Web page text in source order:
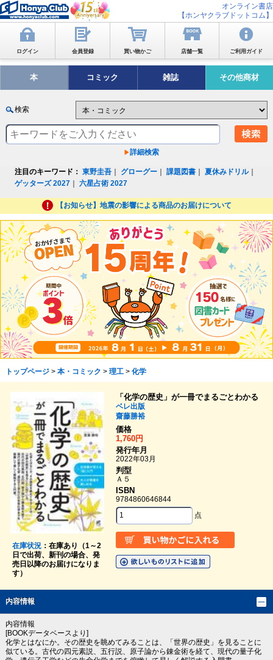
オンライン書店
【ホンヤクラブドットコム】
ログイン 会員登録 買い物かご 店舗一覧 ご利用ガイド
本 コミック 雑誌 その他商材
検索
詳細検索
注目のキーワード： 東野圭吾 グローグー ｜課題図書 ｜夏休みドリル｜
ゲッターズ 2027 ｜六星占術 2027
【お知らせ】地震の影響による商品のお届けについて
トップページ> 本・コミック > 理工> 化学
在庫状況：在庫あり（1～2
日で出荷、新刊の場合、発
売日以降のお届けになりま
す）
「化学の歴史」が一冊でまるごとわかる
ベレ出版
齋藤勝裕
価格
1,760円
発行年月
2022年03月
判型
Ａ５
ISBN
9784860646844
点
内容情報
内容情報
[BOOKデータベースより]
化学とはなにか。その歴史を眺めてみることは、「世界の歴史」を見ることに
似ている。古代の四元素説、五行説、原子論から錬金術を経て、現代の量子化